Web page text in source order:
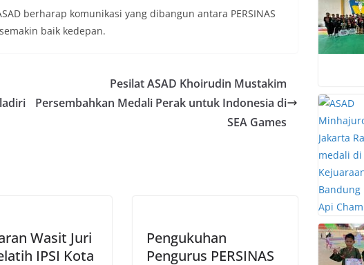
berharap komunikasi yang dibangun antara PERSINAS
baik kedepan.
Pesilat ASAD Khoirudin Mustakim
Persembahkan Medali Perak untuk Indonesia di
SEA Games
Wasit Juri
IPSI Kota
Pengukuhan
Pengurus PERSINAS